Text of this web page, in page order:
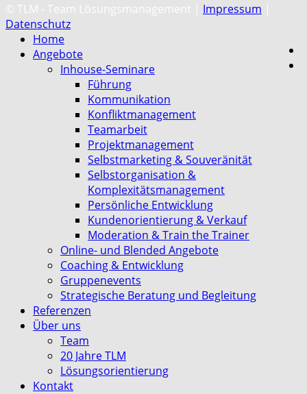
© TLM - Team Lösungsmanagement | Impressum |
Datenschutz
Home
Angebote
Inhouse-Seminare
Führung
Kommunikation
Konfliktmanagement
Teamarbeit
Projektmanagement
Selbstmarketing & Souveränität
Selbstorganisation &
Komplexitätsmanagement
Persönliche Entwicklung
Kundenorientierung & Verkauf
Moderation & Train the Trainer
Online- und Blended Angebote
Coaching & Entwicklung
Gruppenevents
Strategische Beratung und Begleitung
Referenzen
Über uns
Team
20 Jahre TLM
Lösungsorientierung
Kontakt